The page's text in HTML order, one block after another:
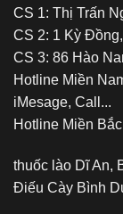
CS 1: Thị Trấn
CS 2: 1 Kỳ
CS 3: 86 Hào
Hotline Miền
iMesage, Call...
Hotline Miền
thuốc lào Dĩ An,
Điếu Cày Bình